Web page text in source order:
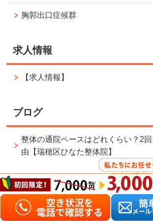
胸郭出口症候群
求人情報
【求人情報】
ブログ
整体の通院ペースはどれくらい？2
由【瑞穂区ひなた整体院】
整体の前に病院へ？整形外科を優先
ェック｜瑞穂区ひなた整体院
治療院に通い続けても痛みが戻る理